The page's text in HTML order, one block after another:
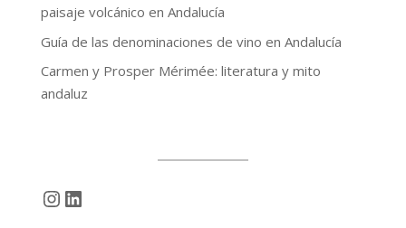
paisaje volcánico en Andalucía
Guía de las denominaciones de vino en Andalucía
Carmen y Prosper Mérimée: literatura y mito
andaluz
Instagram
LinkedIn